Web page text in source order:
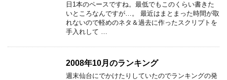
日1本のペースですね。最低でもこのくらい書きた
いところなんですが…。 最近はまとまった時間が取
れないので軽めのネタ＆過去に作ったスクリプトを
手入れして …
2008年10月のランキング
週末仙台にでかけたりしていたのでランキングの発